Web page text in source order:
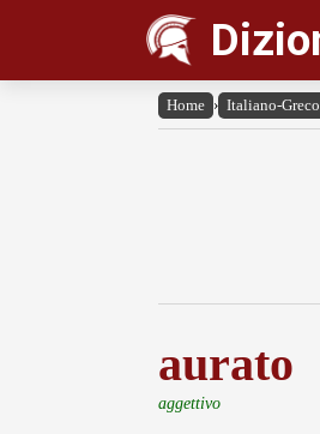
Home › Italiano-Greco
aurato
aggettivo